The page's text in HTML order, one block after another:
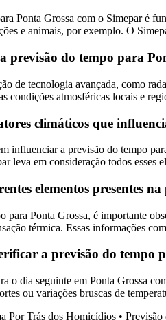
Ponta Grossa com o Simepar é
e animais, por exemplo. O
previsão do tempo para
de tecnologia avançada, como
condições atmosféricas locais e
climáticos que
influenciar a previsão do tempo
leva em consideração todos esses
elementos presentes
para Ponta Grossa, é importante
térmica. Essas informações
a previsão do tempo
o dia seguinte em Ponta Grossa
ou variações bruscas de
Por Trás dos Homicídios • Previsão